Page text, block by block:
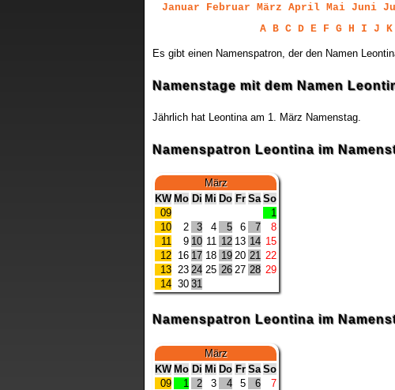
Januar Februar März April Mai Juni
A B C D E F G H I J K
Es gibt einen Namenspatron, der den Namen
Namenstage mit dem Namen
Jährlich hat Leontina am 1. März Namenstag.
Namenspatron Leontina im
März
KW Mo Di Mi Do Fr Sa So
09
1
10
2 3 4 5 6 7
8
11
9 10 11 12 13 14 15
12 16 17 18 19 20 21 22
13 23 24 25 26 27 28 29
14 30 31
Namenspatron Leontina im
März
KW Mo Di Mi Do Fr Sa So
09
1 2 3 4 5 6
7